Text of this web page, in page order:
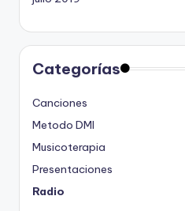
Categorías
Canciones
Metodo DMI
Musicoterapia
Presentaciones
Radio